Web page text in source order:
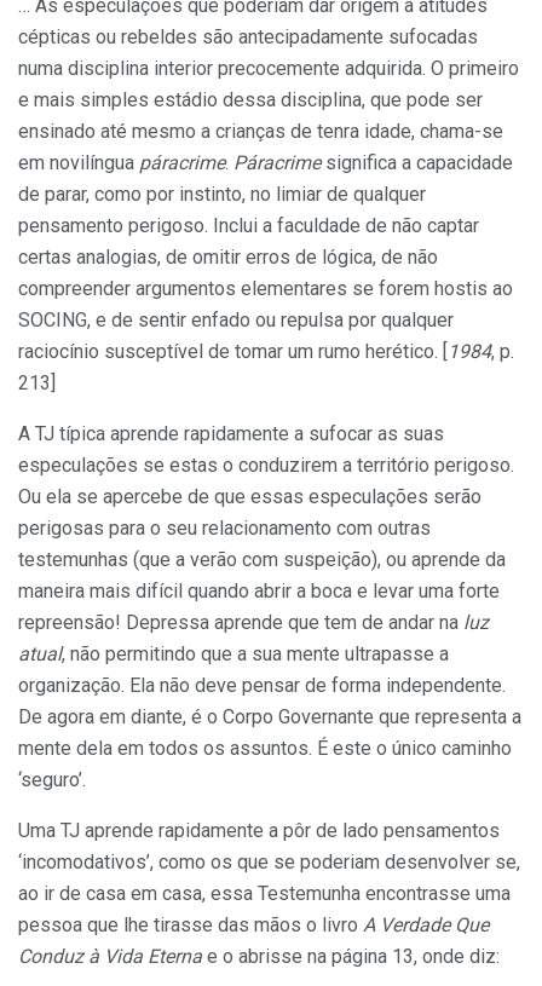
… As especulações que poderiam dar origem a atitudes
cépticas ou rebeldes são antecipadamente sufocadas
numa disciplina interior precocemente adquirida. O primeiro
e mais simples estádio dessa disciplina, que pode ser
ensinado até mesmo a crianças de tenra idade, chama-se
em novilíngua páracrime. Páracrimesignifica a capacidade
de parar, como por instinto, no limiar de qualquer
pensamento perigoso. Inclui a faculdade de não captar
certas analogias, de omitir erros de lógica, de não
compreender argumentos elementares se forem hostis ao
SOCING, e de sentir enfado ou repulsa por qualquer
raciocínio susceptível de tomar um rumo herético. [ 1984, p.
213]
A TJ típica aprende rapidamente a sufocar as suas
especulações se estas o conduzirem a território perigoso.
Ou ela se apercebe de que essas especulações serão
perigosas para o seu relacionamento com outras
testemunhas (que a verão com suspeição), ou aprende da
maneira mais difícil quando abrir a boca e levar uma forte
repreensão! Depressa aprende que tem de andar na luz
atual, não permitindo que a sua mente ultrapasse a
organização. Ela não deve pensar de forma independente.
De agora em diante, é o Corpo Governante que representa a
mente dela em todos os assuntos. É este o único caminho
‘seguro’.
Uma TJ aprende rapidamente a pôr de lado pensamentos
‘incomodativos’, como os que se poderiam desenvolver se,
ao ir de casa em casa, essa Testemunha encontrasse uma
pessoa que lhe tirasse das mãos o livro A Verdade Que
Conduz à Vida Eterna e o abrisse na página 13, onde diz: